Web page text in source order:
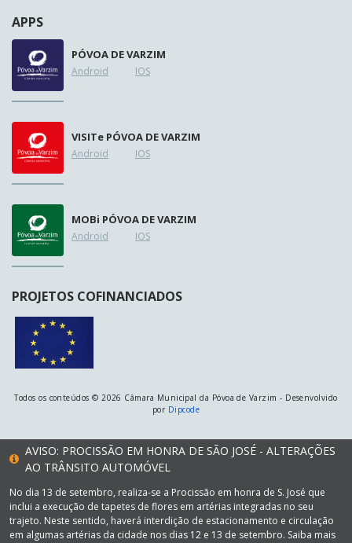
APPS
PÓVOA DE VARZIM
Android IOS
VISITe PÓVOA DE VARZIM
Android IOS
MOBi PÓVOA DE VARZIM
Android IOS
PROJETOS COFINANCIADOS
Todos os conteúdos © 2026 Câmara Municipal da Póvoa de Varzim - Desenvolvido
por Dipcode
AVISO: PROCISSÃO EM HONRA DE SÃO JOSÉ - ALTERAÇÕES
AO TRÂNSITO AUTOMÓVEL
No dia 13 de setembro, realiza-se a Procissão em honra de S. José que
inclui a execução de tapetes de flores em artérias integradas no seu
trajeto. Neste sentido, haverá interdição de estacionamento e circulação
em algumas artérias da cidade nos dias 12 e 13 de setembro. Saiba mais